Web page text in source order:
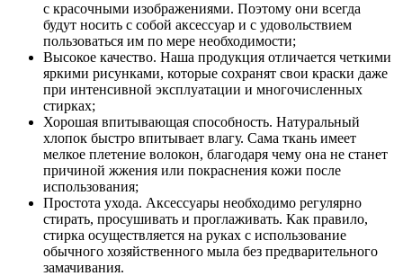
с красочными изображениями. Поэтому они всегда
будут носить с собой аксессуар и с удовольствием
пользоваться им по мере необходимости;
Высокое качество. Наша продукция отличается четкими
яркими рисунками, которые сохранят свои краски даже
при интенсивной эксплуатации и многочисленных
стирках;
Хорошая впитывающая способность. Натуральный
хлопок быстро впитывает влагу. Сама ткань имеет
мелкое плетение волокон, благодаря чему она не станет
причиной жжения или покраснения кожи после
использования;
Простота ухода. Аксессуары необходимо регулярно
стирать, просушивать и проглаживать. Как правило,
стирка осуществляется на руках с использование
обычного хозяйственного мыла без предварительного
замачивания.